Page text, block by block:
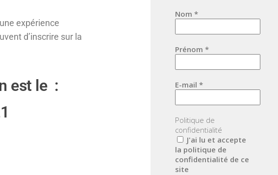
expérience
d’inscrire sur la
est le :
Nom *
Prénom *
E-mail *
Politique de
confidentialité
J'ai lu et accepte
la politique de
confidentialité de ce
site